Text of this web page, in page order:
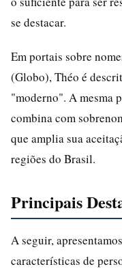
se destacar.
Em portais sobre
(Globo), Théo é
"moderno". A mesma
combina com
que amplia sua
regiões do Brasil.
Principais
A seguir,
características de